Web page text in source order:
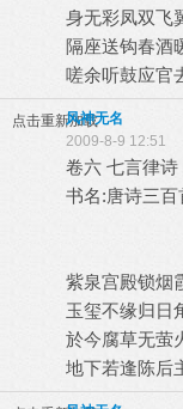
身无彩凤双飞
隔座送钩春酒
嗟余听鼓应官
点击重新加载
风神无名
2009-8-9 12:51
卷六 七言律诗
书名:唐诗三
紫泉宫殿锁烟
玉玺不缘归日
於今腐草无萤
地下若逢陈后